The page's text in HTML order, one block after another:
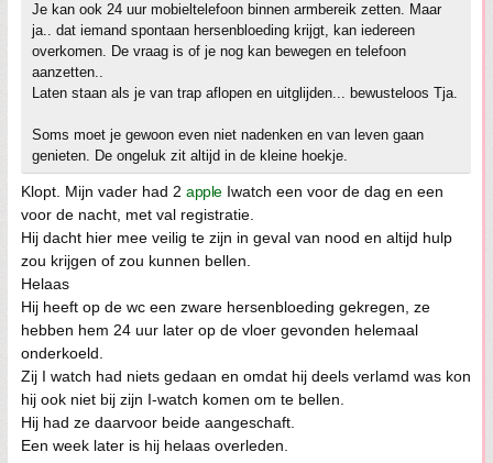
Je kan ook 24 uur mobieltelefoon binnen armbereik zetten. Maar
ja.. dat iemand spontaan hersenbloeding krijgt, kan iedereen
overkomen. De vraag is of je nog kan bewegen en telefoon
aanzetten..
Laten staan als je van trap aflopen en uitglijden... bewusteloos Tja.
Soms moet je gewoon even niet nadenken en van leven gaan
genieten. De ongeluk zit altijd in de kleine hoekje.
Klopt. Mijn vader had 2 appleIwatch een voor de dag en een
voor de nacht, met val registratie.
Hij dacht hier mee veilig te zijn in geval van nood en altijd hulp
zou krijgen of zou kunnen bellen.
Helaas
Hij heeft op de wc een zware hersenbloeding gekregen, ze
hebben hem 24 uur later op de vloer gevonden helemaal
onderkoeld.
Zij I watch had niets gedaan en omdat hij deels verlamd was kon
hij ook niet bij zijn I-watch komen om te bellen.
Hij had ze daarvoor beide aangeschaft.
Een week later is hij helaas overleden.